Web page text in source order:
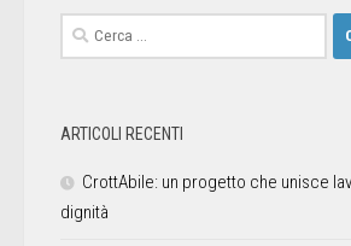
ARTICOLI RECENTI
CrottAbile: un progetto che unisce
dignità